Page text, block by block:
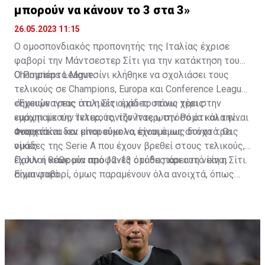
μπορούν να κάνουν το 3 στα 3»
26.05.2023 11:15
Ο ομοσπονδιακός προπονητής της Ιταλίας έχρισε
φαβορί την Μάντσεστερ Σίτι για την κατάκτηση του
Champions League.
O Ρομπέρτο Μαντσίνι κλήθηκε να σχολιάσει τους
τελικούς σε Champions, Europa και Conference League,
σημειώνοντας ότι η Σίτι έχει το πάνω χέρι στην
«μάχη» με την Ίντερ, τονίζοντας ωστόσο ότι όλα είναι
ανοιχτά.
«Έχουμε τρεις ιταλικές ομάδες στους τρεις
ευρωπαϊκούς τελικούς, την Ίντερ, την Ρόμα και την
Φιορεντίνα και μπορούμε να έχουμε ως στόχο τρεις
νίκες.
Φυσικά και δεν είναι εύκολο, είναι όμως δυνατό. Οι
ομάδες της Serie A που έχουν βρεθεί στους τελικούς,
έχουν η κάθε μία από 12-13 ομάδες και αυτό είναι
σημαντικό.
Πολλοί θεωρούν προφανές ότι θα πάρει τη νίκη η Σίτι.
Είναι φαβορί, όμως παραμένουν όλα ανοιχτά, όπως
Ιταλίας.